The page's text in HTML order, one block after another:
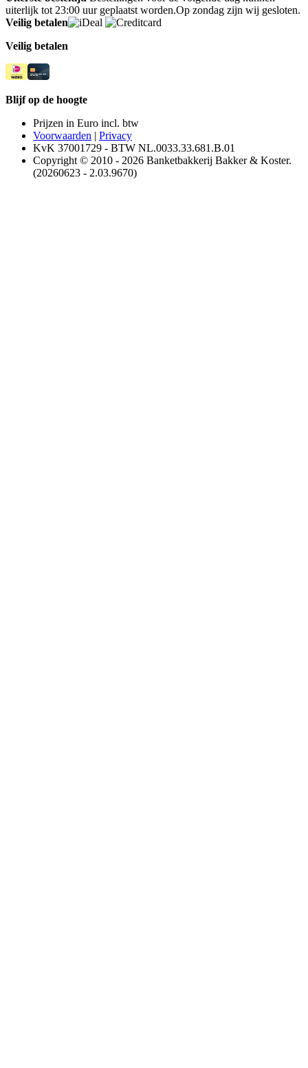
uiterlijk tot 23:00 uur geplaatst worden.Op zondag zijn wij gesloten.
Veilig betalen
Veilig betalen
Blijf op de hoogte
Prijzen in Euro incl. btw
Voorwaarden | Privacy
KvK 37001729 - BTW NL.0033.33.681.B.01
Copyright © 2010 - 2026 Banketbakkerij Bakker & Koster.
(20260623 - 2.03.9670)